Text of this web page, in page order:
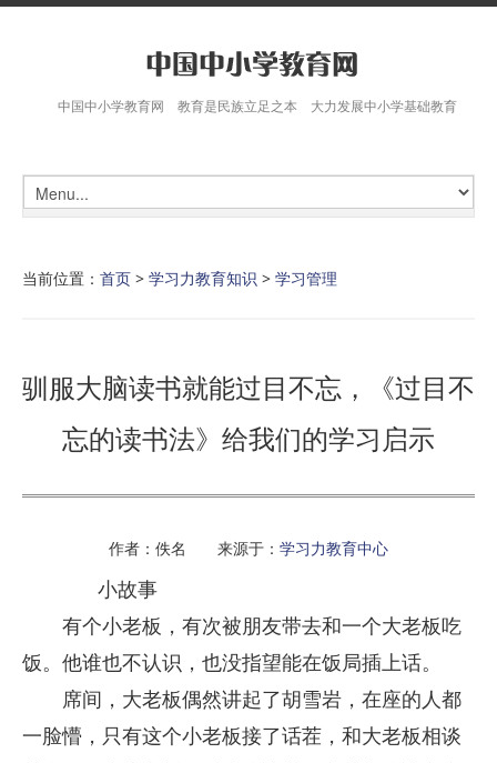
中国中小学教育网 教育是民族立足之本 大力发展中小学基础教育
当前位置： 首页 > 学习力教育知识 > 学习管理
驯服大脑读书就能过目不忘，《过目不
忘的读书法》给我们的学习启示
作者：佚名 来源于： 学习力教育中心
小故事
有个小老板，有次被朋友带去和一个大老板吃
饭。他谁也不认识，也没指望能在饭局插上话。
席间，大老板偶然讲起了胡雪岩，在座的人都
一脸懵，只有这个小老板接了话茬，和大老板相谈